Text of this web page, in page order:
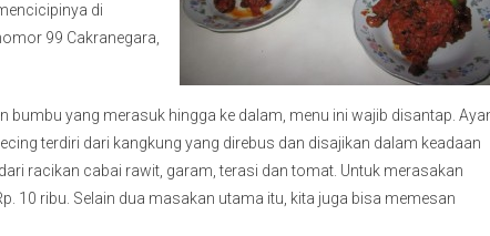
di
99 Cakranegara,
bumbu yang merasuk hingga ke dalam, menu ini wajib disantap.
terdiri dari kangkung yang direbus dan disajikan dalam keadaan
racikan cabai rawit, garam, terasi dan tomat. Untuk merasakan
10 ribu. Selain dua masakan utama itu, kita juga bisa memesan